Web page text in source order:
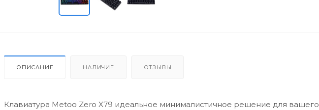
ОПИСАНИЕ НАЛИЧИЕ ОТЗЫВЫ
Клавиатура Metoo Zero X79 идеальное минималистичное решение для вашего